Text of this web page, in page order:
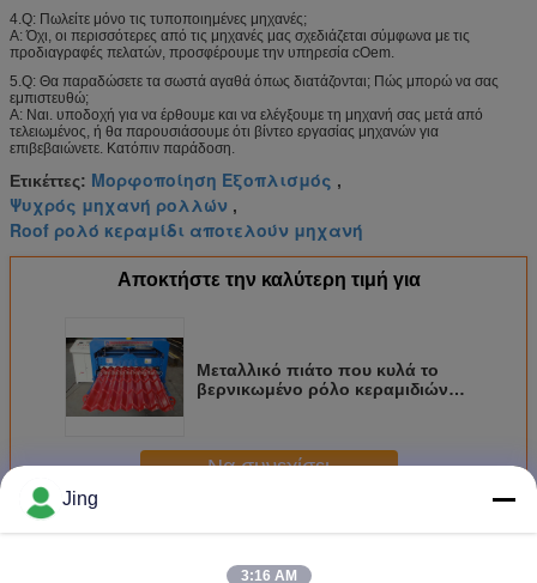
4.Q: Πωλείτε μόνο τις τυποποιημένες μηχανές;
Α: Όχι, οι περισσότερες από τις μηχανές μας σχεδιάζεται σύμφωνα με τις
προδιαγραφές πελατών, προσφέρουμε την υπηρεσία cOem.
5.Q: Θα παραδώσετε τα σωστά αγαθά όπως διατάζονται; Πώς μπορώ να σας
εμπιστευθώ;
Α: Ναι. υποδοχή για να έρθουμε και να ελέγξουμε τη μηχανή σας μετά από
τελειωμένος, ή θα παρουσιάσουμε ότι βίντεο εργασίας μηχανών για
επιβεβαιώνετε. Κατόπιν παράδοση.
Ετικέττες: Μορφοποίηση Εξοπλισμός ,
Ψυχρός μηχανή ρολλών ,
Roof ρολό κεραμίδι αποτελούν μηχανή
Αποκτήστε την καλύτερη τιμή για
Μεταλλικό πιάτο που κυλά το
βερνικωμένο ρόλο κεραμιδιών
στέγη
Να συνεχίσει
ΠερισσότεροιΠλακάκια Πλακάκια Roll Forming Machine
Jing
3:16 AM